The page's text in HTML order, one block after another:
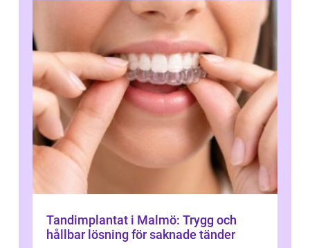
Tandimplantat i Malmö: Trygg och
hållbar lösning för saknade tänder